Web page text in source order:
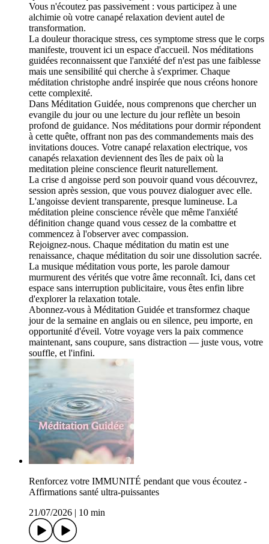
Vous n'écoutez pas passivement : vous participez à une
alchimie où votre canapé relaxation devient autel de
transformation.
La douleur thoracique stress, ces symptome stress que le corps
manifeste, trouvent ici un espace d'accueil. Nos méditations
guidées reconnaissent que l'anxiété def n'est pas une faiblesse
mais une sensibilité qui cherche à s'exprimer. Chaque
méditation christophe andré inspirée que nous créons honore
cette complexité.
Dans Méditation Guidée, nous comprenons que chercher un
evangile du jour ou une lecture du jour reflète un besoin
profond de guidance. Nos méditations pour dormir répondent
à cette quête, offrant non pas des commandements mais des
invitations douces. Votre canapé relaxation electrique, vos
canapés relaxation deviennent des îles de paix où la
meditation pleine conscience fleurit naturellement.
La crise d angoisse perd son pouvoir quand vous découvrez,
session après session, que vous pouvez dialoguer avec elle.
L'angoisse devient transparente, presque lumineuse. La
méditation pleine conscience révèle que même l'anxiété
définition change quand vous cessez de la combattre et
commencez à l'observer avec compassion.
Rejoignez-nous. Chaque méditation du matin est une
renaissance, chaque méditation du soir une dissolution sacrée.
La musique méditation vous porte, les parole damour
murmurent des vérités que votre âme reconnaît. Ici, dans cet
espace sans interruption publicitaire, vous êtes enfin libre
d'explorer la relaxation totale.
Abonnez-vous à Méditation Guidée et transformez chaque
jour de la semaine en anglais ou en silence, peu importe, en
opportunité d'éveil. Votre voyage vers la paix commence
maintenant, sans coupure, sans distraction — juste vous, votre
souffle, et l'infini.
Renforcez votre IMMUNITÉ pendant que vous écoutez -
Affirmations santé ultra-puissantes
21/07/2026
10 min